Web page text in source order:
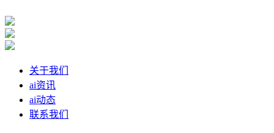
关于我们
ai资讯
ai动态
联系我们